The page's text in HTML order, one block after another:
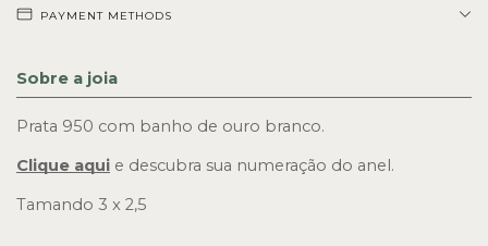
PAYMENT METHODS
Sobre a joia
Prata 950 com banho de ouro branco.
Clique aqui e descubra sua numeração do anel.
Tamando 3 x 2,5